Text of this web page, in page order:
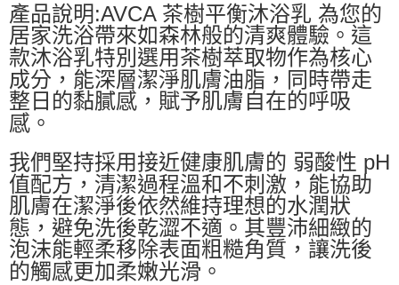
產品說明:AVCA 茶樹平衡沐浴乳 為您的
居家洗浴帶來如森林般的清爽體驗。這
款沐浴乳特別選用茶樹萃取物作為核心
成分，能深層潔淨肌膚油脂，同時帶走
整日的黏膩感，賦予肌膚自在的呼吸
感。
我們堅持採用接近健康肌膚的 弱酸性 pH
值配方，清潔過程溫和不刺激，能協助
肌膚在潔淨後依然維持理想的水潤狀
態，避免洗後乾澀不適。其豐沛細緻的
泡沫能輕柔移除表面粗糙角質，讓洗後
的觸感更加柔嫩光滑。